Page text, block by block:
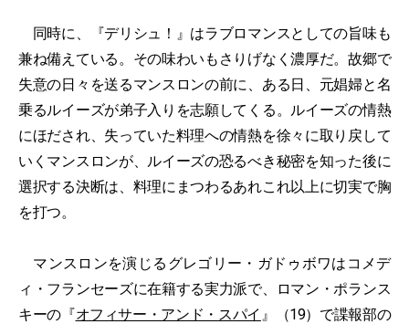
同時に、『デリシュ！』はラブロマンスとしての旨味も
兼ね備えている。その味わいもさりげなく濃厚だ。故郷で
失意の日々を送るマンスロンの前に、ある日、元娼婦と名
乗るルイーズが弟子入りを志願してくる。ルイーズの情熱
にほだされ、失っていた料理への情熱を徐々に取り戻して
いくマンスロンが、ルイーズの恐るべき秘密を知った後に
選択する決断は、料理にまつわるあれこれ以上に切実で胸
を打つ。
マンスロンを演じるグレゴリー・ガドゥボワはコメデ
ィ・フランセーズに在籍する実力派で、ロマン・ポランス
キーの『オフィサー・アンド・スパイ 』（19）で諜報部の